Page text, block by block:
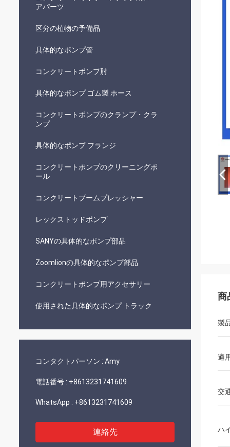
アパーツ
区分の植物の予備品
具体的なポンプ管
コンクリートポンプ肘
具体的なポンプ ゴム製 ホース
コンクリートポンプのクランプ・クラ
ンプ
具体的なポンプ フランジ
コンクリートポンプのクリーニングボ
ール
コンクリートブームプレッシャー
レックストッドポンプ
SANYの具体的なポンプ部品
Zoomlionの具体的なポンプ部品
コンクリートポンプ用アクセサリー
使用された具体的なポンプ トラック
コンタクトパーソン : Amy
電話番号 : +8613231741609
WhatsApp : +8613231741609
連絡先
商
製
適
交
ハ